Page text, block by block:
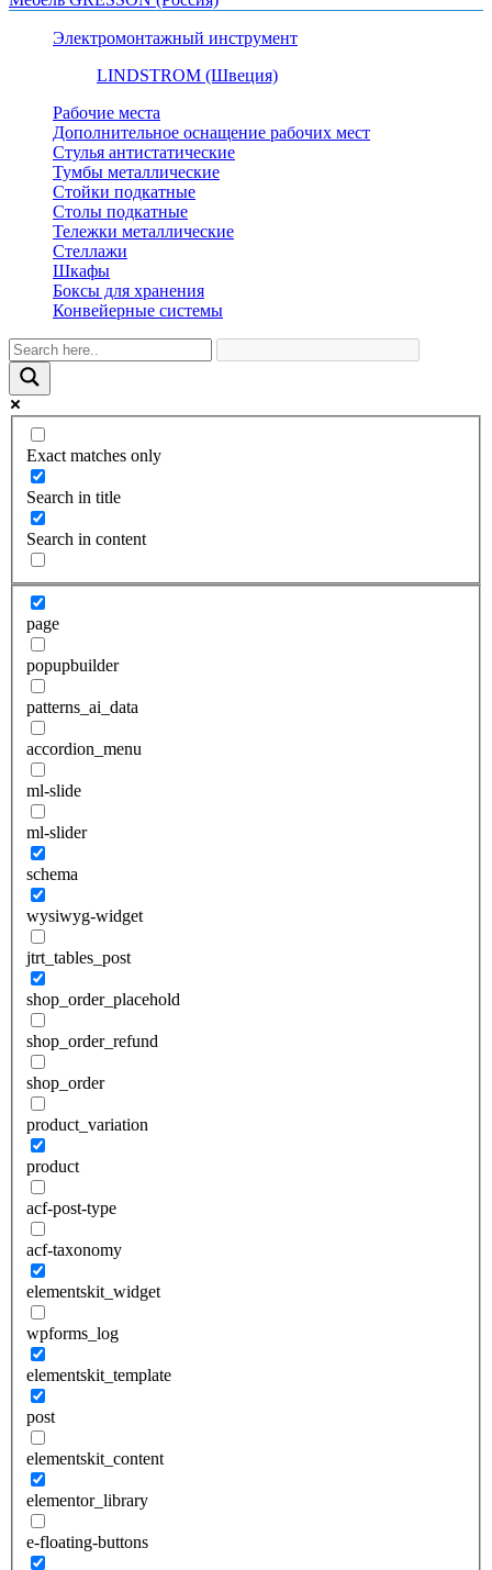
Электромонтажный инструмент
LINDSTROM (Швеция)
Рабочие места
Дополнительное оснащение рабочих мест
Стулья антистатические
Тумбы металлические
Стойки подкатные
Столы подкатные
Тележки металлические
Стеллажи
Шкафы
Боксы для хранения
Конвейерные системы
Exact matches only
Search in title
Search in content
page
popupbuilder
patterns_ai_data
accordion_menu
ml-slide
ml-slider
schema
wysiwyg-widget
jtrt_tables_post
shop_order_placehold
shop_order_refund
shop_order
product_variation
product
acf-post-type
acf-taxonomy
elementskit_widget
wpforms_log
elementskit_template
post
elementskit_content
elementor_library
e-floating-buttons